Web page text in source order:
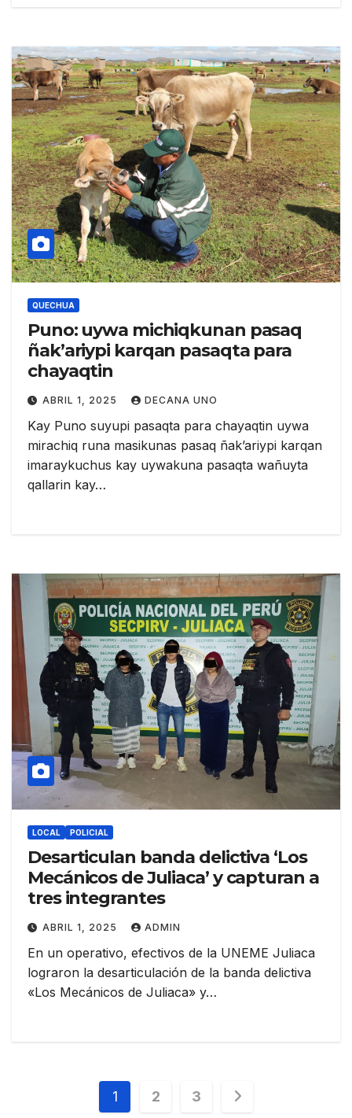
QUECHUA
Puno: uywa michiqkunan pasaq
ñak’ariypi karqan pasaqta para
chayaqtin
ABRIL 1, 2025 DECANA UNO
Kay Puno suyupi pasaqta para chayaqtin uywa
mirachiq runa masikunas pasaq ñak’ariypi karqan
imaraykuchus kay uywakuna pasaqta wañuyta
qallarin kay…
LOCAL POLICIAL
Desarticulan banda delictiva ‘Los
Mecánicos de Juliaca’ y capturan a
tres integrantes
ABRIL 1, 2025 ADMIN
En un operativo, efectivos de la UNEME Juliaca
lograron la desarticulación de la banda delictiva
«Los Mecánicos de Juliaca» y…
Navegación
1 2 3